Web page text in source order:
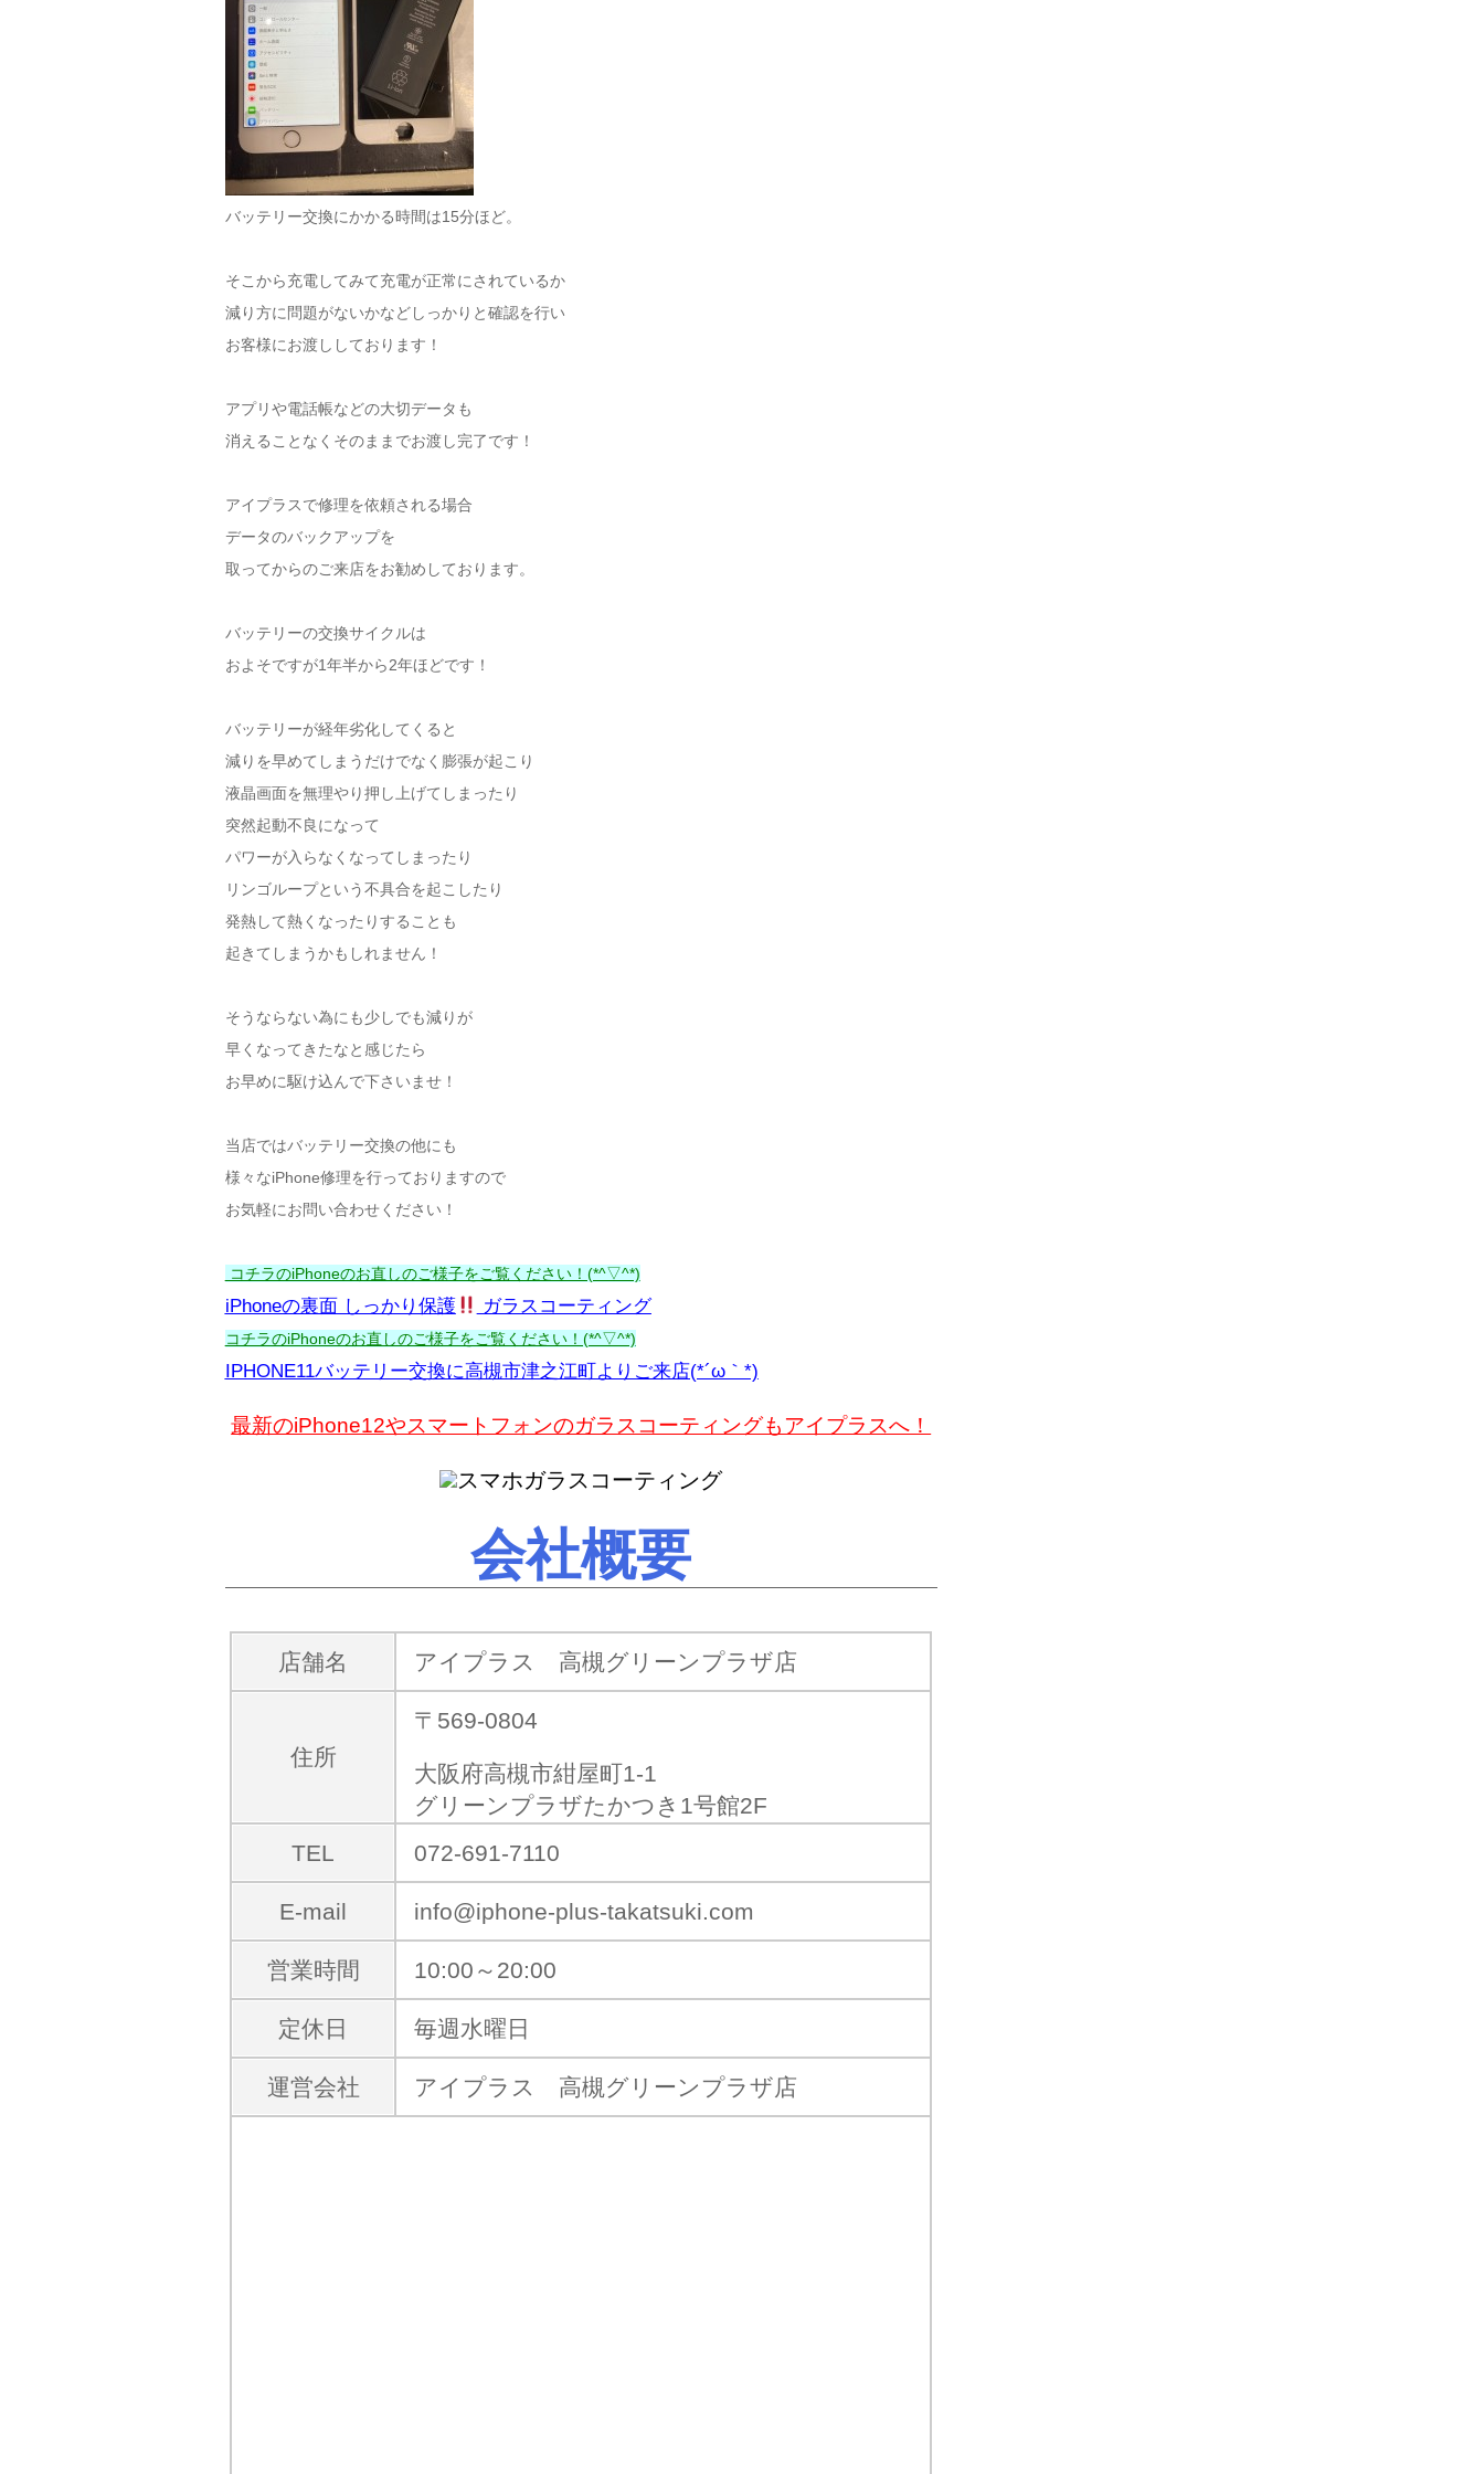
バッテリー交換にかかる時間は15分ほど。
そこから充電してみて充電が正常にされているか
減り方に問題がないかなどしっかりと確認を行い
お客様にお渡ししております！
アプリや電話帳などの大切データも
消えることなくそのままでお渡し完了です！
アイプラスで修理を依頼される場合
データのバックアップを
取ってからのご来店をお勧めしております。
バッテリーの交換サイクルは
およそですが1年半から2年ほどです！
バッテリーが経年劣化してくると
減りを早めてしまうだけでなく膨張が起こり
液晶画面を無理やり押し上げてしまったり
突然起動不良になって
パワーが入らなくなってしまったり
リンゴループという不具合を起こしたり
発熱して熱くなったりすることも
起きてしまうかもしれません！
そうならない為にも少しでも減りが
早くなってきたなと感じたら
お早めに駆け込んで下さいませ！
当店ではバッテリー交換の他にも
様々なiPhone修理を行っておりますので
お気軽にお問い合わせください！
コチラのiPhoneのお直しのご様子をご覧ください！(*^▽^*)
iPhoneの裏面 しっかり保護 ガラスコーティング
コチラのiPhoneのお直しのご様子をご覧ください！(*^▽^*)
IPHONE11バッテリー交換に高槻市津之江町よりご来店(*´ω｀*)
最新のiPhone12やスマートフォンのガラスコーティングもアイプラスへ！
会社概要
店舗名 アイプラス 高槻グリーンプラザ店
住所
〒569-0804
大阪府高槻市紺屋町1-1
グリーンプラザたかつき1号館2F
TEL
072-691-7110
E-mail info@iphone-plus-takatsuki.com
営業時間 10:00～20:00
定休日 毎週水曜日
運営会社 アイプラス 高槻グリーンプラザ店